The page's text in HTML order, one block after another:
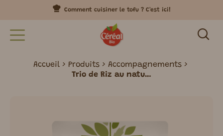
Comment cuisiner le tofu ? C'est ici!
Accueil Produits
Accompagnements
Trio de Riz au naturel